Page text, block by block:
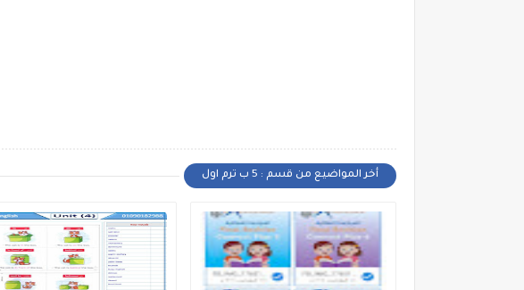
أخر المواضيع من قسم : 5 ب ترم اول